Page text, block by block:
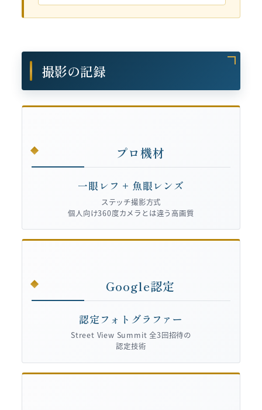
撮影の記録
プロ機材
一眼レフ + 魚眼レンズ
ステッチ撮影方式
個人向け360度カメラとは違う高画質
Google認定
認定フォトグラファー
Street View Summit 全3回招待の
認定技術